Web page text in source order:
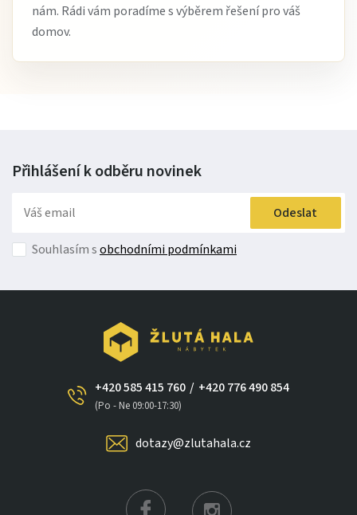
nám. Rádi vám poradíme s výběrem řešení pro váš
domov.
Přihlášení k odběru novinek
Odeslat
Souhlasím sobchodními podmínkami
+420 585 415 760
(Po - Ne 09:00-17:30)
/ +420 776 490 854
dotazy@zlutahala.cz